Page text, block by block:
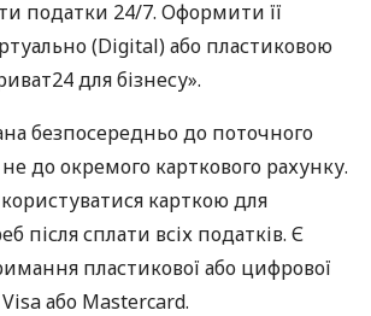
податки 24/7. Оформити її
(Digital) або пластиковою
для бізнесу».
безпосередньо до поточного
до окремого карткового рахунку.
карткою для
після сплати всіх податків. Є
пластикової або цифрової
або Mastercard.